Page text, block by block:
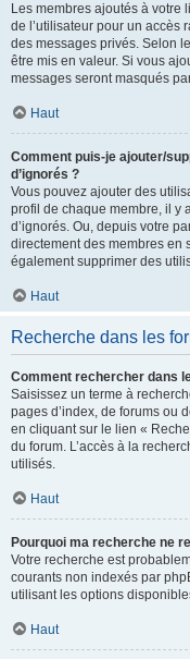
Les membres ajoutés à votre
de l’utilisateur pour un accès
des messages privés. Selon
être mis en valeur. Si vous
messages seront masqués
Haut
Comment puis-je ajouter/
d’ignorés ?
Vous pouvez ajouter des
profil de chaque membre, il y
d’ignorés. Ou, depuis votre
directement des membres en
également supprimer des
Haut
Recherche dans les
Comment rechercher dans
Saisissez un terme à
pages d’index, de forums ou
en cliquant sur le lien «
du forum. L’accès à la
utilisés.
Haut
Pourquoi ma recherche ne
Votre recherche est
courants non indexés par
utilisant les options
Haut